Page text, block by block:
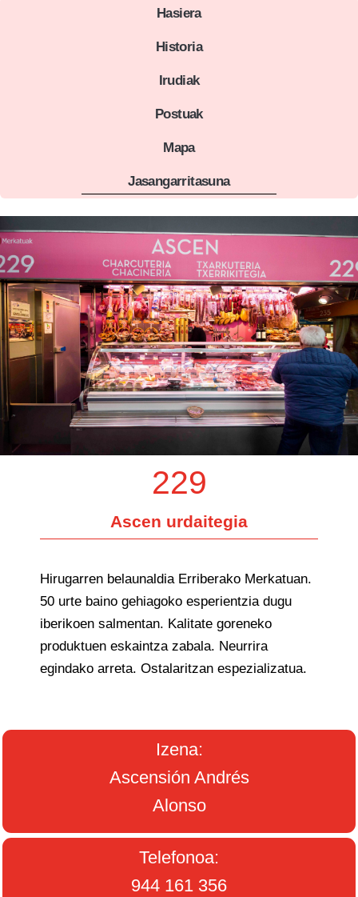
Hasiera
Historia
Irudiak
Postuak
Mapa
Jasangarritasuna
229
Ascen urdaitegia
Hirugarren belaunaldia Erriberako Merkatuan.
50 urte baino gehiagoko esperientzia dugu
iberikoen salmentan. Kalitate goreneko
produktuen eskaintza zabala. Neurrira
egindako arreta. Ostalaritzan espezializatua.
Izena:
Ascensión Andrés
Alonso
Telefonoa:
944 161 356